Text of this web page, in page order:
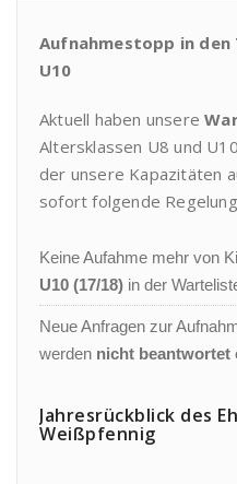
Aufnahmestopp in den
U10
Aktuell haben unsere
Altersklassen U8 und
der unsere Kapazitäten
sofort folgende
Keine Aufahme mehr von
U10 (17/18) in der
Neue Anfragen zur
werden nicht beantwortet
Jahresrückblick des
Weißpfennig